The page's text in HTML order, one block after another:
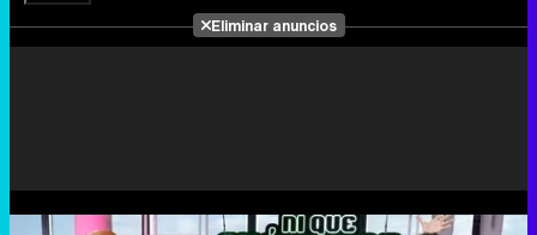
Eliminar anuncios